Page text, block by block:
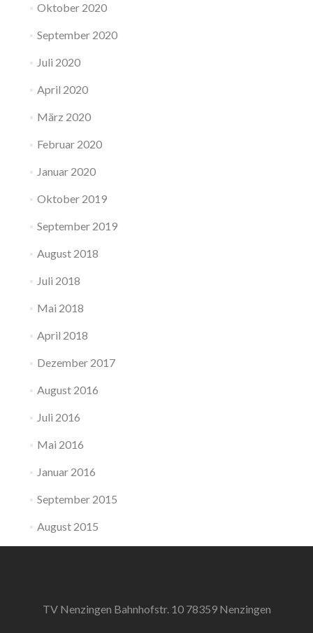
Oktober 2020
September 2020
Juli 2020
April 2020
März 2020
Februar 2020
Januar 2020
Oktober 2019
September 2019
August 2018
Juli 2018
Mai 2018
April 2018
Dezember 2017
August 2016
Juli 2016
Mai 2016
Januar 2016
September 2015
August 2015
TV Nenzingen Bahnhofstr. 10 78359 Nenzingen